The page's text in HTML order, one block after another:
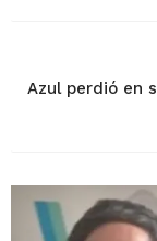
Azul perdió en